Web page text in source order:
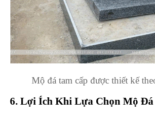
Mộ đá tam cấp được thiết kế
6. Lợi Ích Khi Lựa Chọn Mộ Đá